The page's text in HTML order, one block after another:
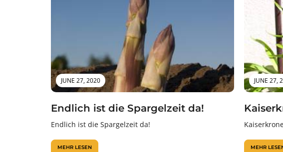
JUNE 27, 2020
Endlich ist die Spargelzeit da!
Endlich ist die Spargelzeit da!
MEHR LESEN
JUNE 27,
MEHR